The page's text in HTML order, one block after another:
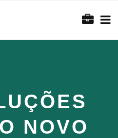
NOVO